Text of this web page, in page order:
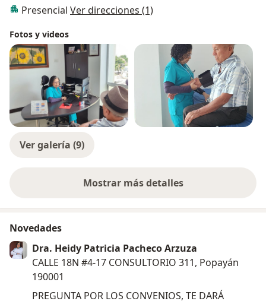
Presencial Ver direcciones (1)
Fotos y videos
Ver galería (9)
Mostrar más detalles
sobre la experiencia
Novedades
Dra. Heidy Patricia Pacheco Arzuza
CALLE 18N #4-17 CONSULTORIO 311, Popayán
190001
PREGUNTA POR LOS CONVENIOS, TE DARÁ